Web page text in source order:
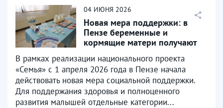
04 ИЮНЯ 2026
Новая мера поддержки: в
Пензе беременные и
кормящие матери получают
В рамках реализации национального проекта
«Семья» с 1 апреля 2026 года в Пензе начала
действовать новая мера социальной поддержки.
Для поддержания здоровья и полноценного
развития малышей отдельные категории...